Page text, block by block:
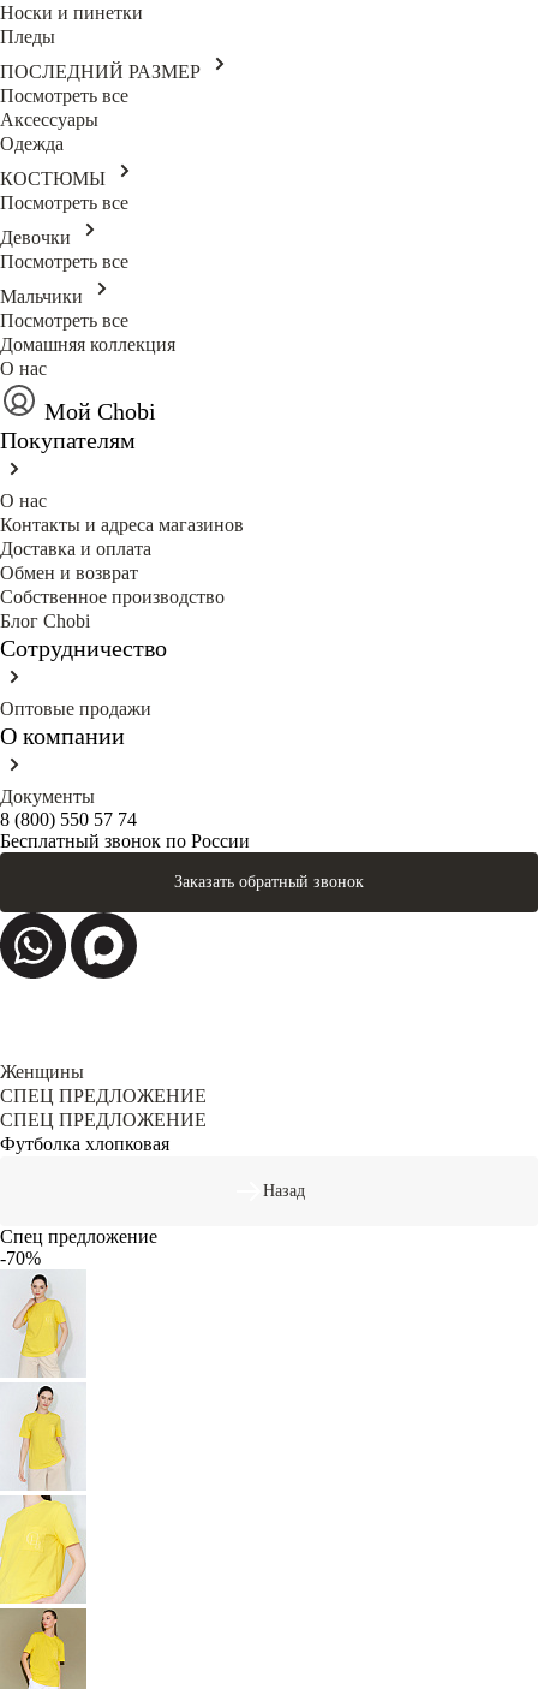
Носки и пинетки
Пледы
ПОСЛЕДНИЙ РАЗМЕР
Посмотреть все
Аксессуары
Одежда
КОСТЮМЫ
Посмотреть все
Девочки
Посмотреть все
Мальчики
Посмотреть все
Домашняя коллекция
О нас
Мой Chobi
Покупателям
О нас
Контакты и адреса магазинов
Доставка и оплата
Обмен и возврат
Собственное производство
Блог Сhobi
Сотрудничество
Оптовые продажи
О компании
Документы
8 (800) 550 57 74
Бесплатный звонок по России
Заказать обратный звонок
Женщины
СПЕЦ ПРЕДЛОЖЕНИЕ
СПЕЦ ПРЕДЛОЖЕНИЕ
Футболка хлопковая
Назад
Спец предложение
-70%